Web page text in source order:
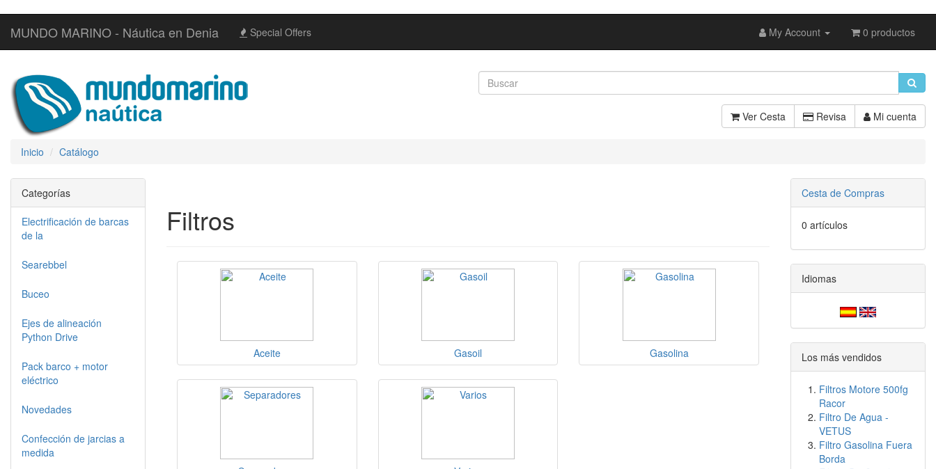
MUNDO MARINO - Náutica en Denia Special Offers My Account 0 productos
Ver Cesta Revisa Mi cuenta
Inicio Catálogo
Filtros
Aceite Gasoil Gasolina
Categorías
Electrificación de barcas
de la
Searebbel
Buceo
Ejes de alineación
Python Drive
Pack barco + motor
eléctrico
Novedades
Confección de jarcias a
medida
Cesta de Compras
0 artículos
Idiomas
Los más vendidos
Filtros Motore 500fg
Racor
Filtro De Agua -
VETUS
Filtro Gasolina Fuera
Borda